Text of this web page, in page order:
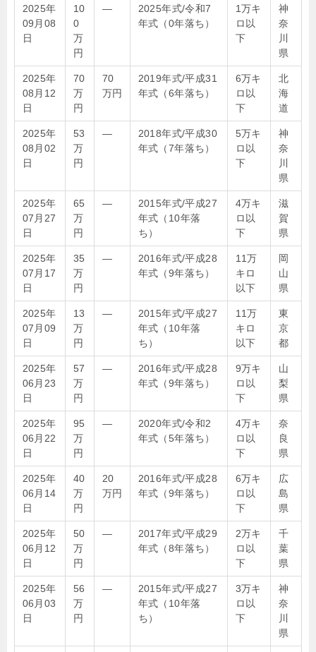
2025年
09月08
日
10
0
万
円
—
2025年式/令和7
年式（0年落ち）
1万キ
ロ以
下
神
奈
川
県
2025年
08月12
日
70
万
円
70
万円
2019年式/平成31
年式（6年落ち）
6万キ
ロ以
下
北
海
道
2025年
08月02
日
53
万
円
—
2018年式/平成30
年式（7年落ち）
5万キ
ロ以
下
神
奈
川
県
2025年
07月27
日
65
万
円
—
2015年式/平成27
年式（10年落
ち）
4万キ
ロ以
下
滋
賀
県
2025年
07月17
日
35
万
円
—
2016年式/平成28
年式（9年落ち）
11万
キロ
以下
岡
山
県
2025年
07月09
日
13
万
円
—
2015年式/平成27
年式（10年落
ち）
11万
キロ
以下
東
京
都
2025年
06月23
日
57
万
円
—
2016年式/平成28
年式（9年落ち）
9万キ
ロ以
下
山
梨
県
2025年
06月22
日
95
万
円
—
2020年式/令和2
年式（5年落ち）
4万キ
ロ以
下
奈
良
県
2025年
06月14
日
40
万
円
20
万円
2016年式/平成28
年式（9年落ち）
6万キ
ロ以
下
広
島
県
2025年
06月12
日
50
万
円
—
2017年式/平成29
年式（8年落ち）
2万キ
ロ以
下
千
葉
県
2025年
06月03
日
56
万
円
—
2015年式/平成27
年式（10年落
ち）
3万キ
ロ以
下
神
奈
川
県